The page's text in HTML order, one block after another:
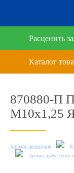
Расценить
870880-П
М10х1,25
Каталог продукции
Пробка дренажного